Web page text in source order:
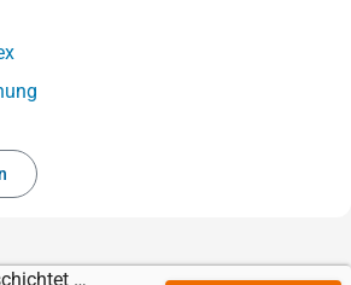
Zahnriemen AT5 beschichtet mit PU-Folie weiß FDA